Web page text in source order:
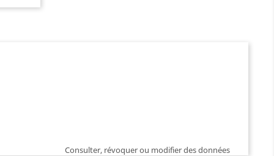
Consulter, révoquer ou modifier des données